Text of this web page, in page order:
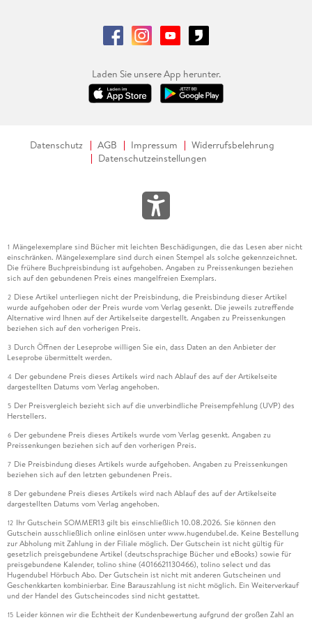
Laden Sie unsere App herunter.
Datenschutz AGB Impressum
Widerrufsbelehrung
Datenschutzeinstellungen
1 Mängelexemplare sind Bücher mit leichten Beschädigungen, die das Lesen aber nicht
einschränken. Mängelexemplare sind durch einen Stempel als solche gekennzeichnet.
Die frühere Buchpreisbindung ist aufgehoben. Angaben zu Preissenkungen beziehen
sich auf den gebundenen Preis eines mangelfreien Exemplars.
2 Diese Artikel unterliegen nicht der Preisbindung, die Preisbindung dieser Artikel
wurde aufgehoben oder der Preis wurde vom Verlag gesenkt. Die jeweils zutreffende
Alternative wird Ihnen auf der Artikelseite dargestellt. Angaben zu Preissenkungen
beziehen sich auf den vorherigen Preis.
3 Durch Öffnen der Leseprobe willigen Sie ein, dass Daten an den Anbieter der
Leseprobe übermittelt werden.
4 Der gebundene Preis dieses Artikels wird nach Ablauf des auf der Artikelseite
dargestellten Datums vom Verlag angehoben.
5 Der Preisvergleich bezieht sich auf die unverbindliche Preisempfehlung (UVP) des
Herstellers.
6 Der gebundene Preis dieses Artikels wurde vom Verlag gesenkt. Angaben zu
Preissenkungen beziehen sich auf den vorherigen Preis.
7 Die Preisbindung dieses Artikels wurde aufgehoben. Angaben zu Preissenkungen
beziehen sich auf den letzten gebundenen Preis.
8 Der gebundene Preis dieses Artikels wird nach Ablauf des auf der Artikelseite
dargestellten Datums vom Verlag angehoben.
12 Ihr Gutschein SOMMER13 gilt bis einschließlich 10.08.2026. Sie können den
Gutschein ausschließlich online einlösen unter www.hugendubel.de. Keine Bestellung
zur Abholung mit Zahlung in der Filiale möglich. Der Gutschein ist nicht gültig für
gesetzlich preisgebundene Artikel (deutschsprachige Bücher und eBooks) sowie für
preisgebundene Kalender, tolino shine (4016621130466), tolino select und das
Hugendubel Hörbuch Abo. Der Gutschein ist nicht mit anderen Gutscheinen und
Geschenkkarten kombinierbar. Eine Barauszahlung ist nicht möglich. Ein Weiterverkauf
und der Handel des Gutscheincodes sind nicht gestattet.
15 Leider können wir die Echtheit der Kundenbewertung aufgrund der großen Zahl an